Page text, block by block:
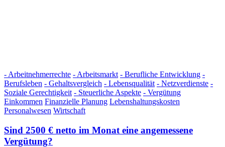
- Arbeitnehmerrechte - Arbeitsmarkt - Berufliche Entwicklung -
Berufsleben - Gehaltsvergleich - Lebensqualität - Netzverdienste -
Soziale Gerechtigkeit - Steuerliche Aspekte - Vergütung
Einkommen Finanzielle Planung Lebenshaltungskosten
Personalwesen Wirtschaft
Sind 2500 € netto im Monat eine angemessene
Vergütung?